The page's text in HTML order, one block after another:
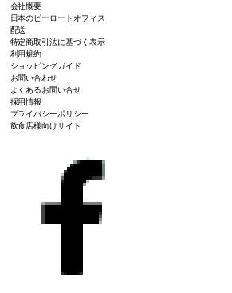
会社概要
日本のピーロートオフィス
配送
特定商取引法に基づく表示
利用規約
ショッピングガイド
お問い合わせ
よくあるお問い合せ
採用情報
プライバシーポリシー
飲食店様向けサイト